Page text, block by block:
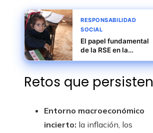
RESPONSABILIDAD
SOCIAL
El papel fundamental
de la RSE en la
recuperación social y
laboral de Siria
Retos que persisten
Entorno macroeconómico
incierto: la inflación, los